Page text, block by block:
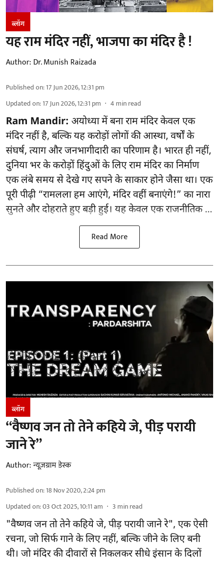
ब्लॉग
यह राम मंदिर नहीं, भाजपा का मंदिर है !
Author: Dr. Munish Raizada
Published on:17 Jun 2026, 12:31 pm
Updated on:17 Jun 2026, 12:31 pm 4 min read
Ram Mandir: अयोध्या में बना राम मंदिर केवल एक
मंदिर नहीं है, बल्कि यह करोड़ों लोगों की आस्था, वर्षों के
संघर्ष, त्याग और जनभागीदारी का परिणाम है। भारत ही नहीं,
दुनिया भर के करोड़ों हिंदुओं के लिए राम मंदिर का निर्माण
एक लंबे समय से देखे गए सपने के साकार होने जैसा था। एक
पूरी पीढ़ी “रामलला हम आएंगे, मंदिर वहीं बनाएंगे!” का नारा
सुनते और दोहराते हुए बड़ी हुई। यह केवल एक राजनीतिक ...
Read More
ब्लॉग
“वैष्णव जन तो तेने कहिये जे, पीड़ परायी
जाने रे”
Author:न्यूज़ग्राम डेस्क
Published on:18 Nov 2020, 2:24 pm
Updated on:03 Oct 2025, 10:11 am 3 min read
"वैष्णव जन तो तेने कहिये जे, पीड़ परायी जाने रे", एक ऐसी
रचना, जो सिर्फ गाने के लिए नहीं, बल्कि जीने के लिए बनी
थी। जो मंदिर की दीवारों से निकलकर सीधे इंसान के दिलों